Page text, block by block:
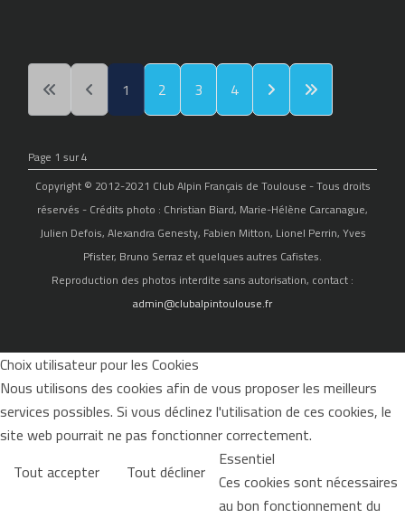
1 2 3 4
Page 1 sur 4
Copyright © 2012-2021 Club Alpin Français de Toulouse - Tous droits
réservés - Crédits photo : Christian Biard, Marie-Hélène Carcanague,
Julien Defois, Alexandra Genesty, Fabien Mitton, Lionel Perrin, Yves
Pfister, Bruno Serraz et quelques autres Cafistes.
Reproduction des photos interdite sans autorisation, contact :
admin@clubalpintoulouse.fr
Choix utilisateur pour les Cookies
Nous utilisons des cookies afin de vous proposer les meilleurs
services possibles. Si vous déclinez l'utilisation de ces cookies, le
site web pourrait ne pas fonctionner correctement.
Tout accepter
Tout décliner Essentiel
Ces cookies sont nécessaires
au bon fonctionnement du